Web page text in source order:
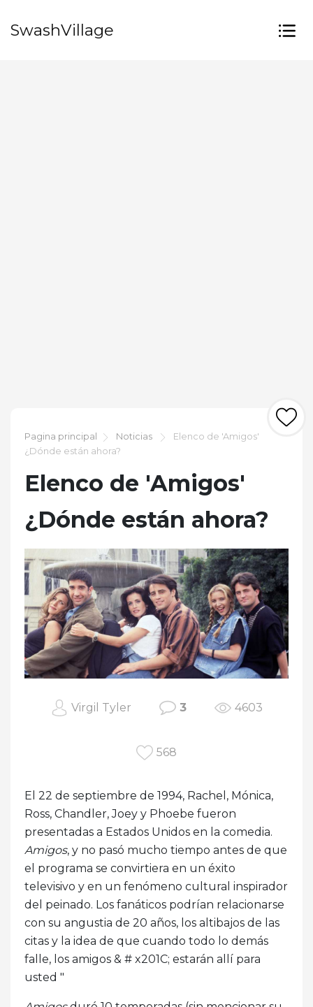
SwashVillage
Pagina principal Noticias
Elenco de 'Amigos'
¿Dónde están ahora?
Elenco de 'Amigos'
¿Dónde están ahora?
Virgil Tyler 3 4603
568
El 22 de septiembre de 1994, Rachel, Mónica,
Ross, Chandler, Joey y Phoebe fueron
presentadas a Estados Unidos en la comedia.
Amigos, y no pasó mucho tiempo antes de que
el programa se convirtiera en un éxito
televisivo y en un fenómeno cultural inspirador
del peinado. Los fanáticos podrían relacionarse
con su angustia de 20 años, los altibajos de las
citas y la idea de que cuando todo lo demás
falle, los amigos & # x201C; estarán allí para
usted "